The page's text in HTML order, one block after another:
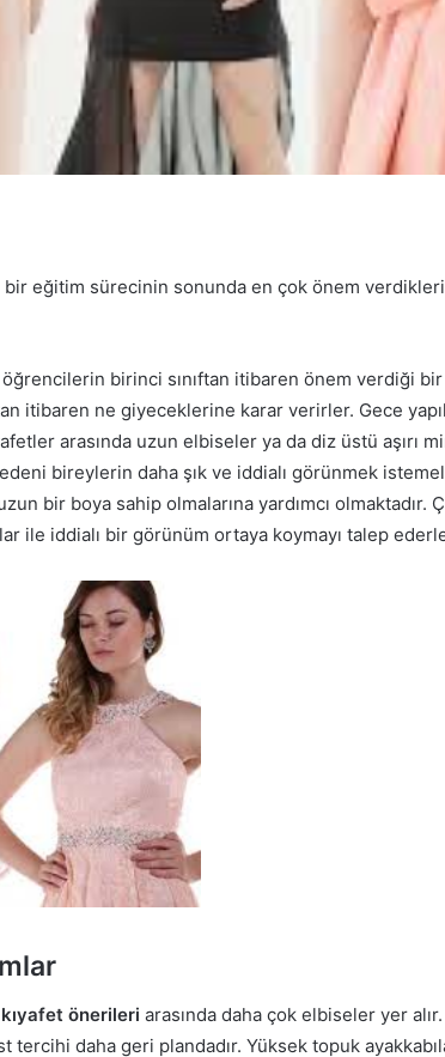
eğitim sürecinin sonunda en çok önem
birinci sınıftan itibaren önem verdiği
itibaren ne giyeceklerine karar verirler. Gece
arasında uzun elbiseler ya da diz üstü aşırı
bireylerin daha şık ve iddialı görünmek
bir boya sahip olmalarına yardımcı olmaktadır.
ile iddialı bir görünüm ortaya koymayı talep
önerileri arasında daha çok elbiseler yer
daha geri plandadır. Yüksek topuk